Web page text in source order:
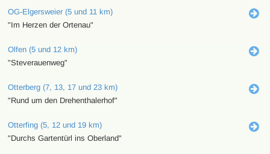
OG-Elgersweier (5 und 11 km)
"Im Herzen der Ortenau"
Olfen (5 und 12 km)
"Steverauenweg"
Otterberg (7, 13, 17 und 23 km)
"Rund um den Drehenthalerhof"
Otterfing (5, 12 und 19 km)
"Durchs Gartentürl ins Oberland"